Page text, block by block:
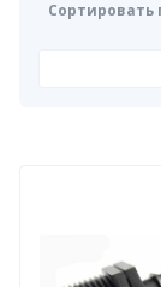
Сортировать